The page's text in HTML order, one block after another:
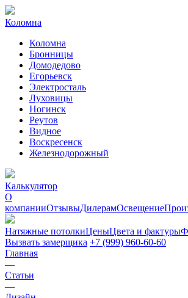
Коломна
Коломна
Бронницы
Домодедово
Егорьевск
Электросталь
Луховицы
Ногинск
Реутов
Видное
Воскресенск
Железнодорожный
Калькулятор
О
компанииОтзывыДилерамОсвещение
Натяжные потолкиЦеныЦвета и фактуры
Вызвать замерщика +7 (999) 960-60-60
Главная
—
Статьи
—